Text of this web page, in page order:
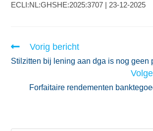
ECLI:NL:GHSHE:2025:3707 | 23-12-2025
Vorig bericht
Stilzitten bij lening aan dga is nog geen
Forfaitaire rendementen